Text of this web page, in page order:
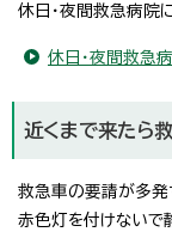
休日・夜間救急病院
休日・夜間救急
近くまで来たら
救急車の要請が多発
赤色灯を付けないで